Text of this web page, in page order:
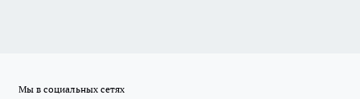
Мы в социальных сетях